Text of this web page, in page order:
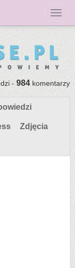
-984komentarzy
Zdjęcia